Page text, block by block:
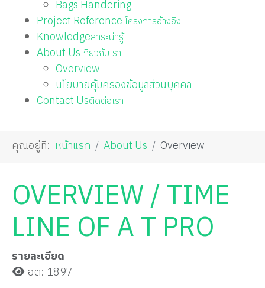
Bags Handering
Project Referenceโครงการอ้างอิง
Knowledgeสาระน่ารู้
About Usเกี่ยวกับเรา
Overview
นโยบายคุ้มครองข้อมูลส่วนบุคคล
Contact Usติดต่อเรา
คุณอยู่ที่: หน้าแรก About Us Overview
OVERVIEW / TIME
LINE OF A T PRO
รายละเอียด
ฮิต: 1897